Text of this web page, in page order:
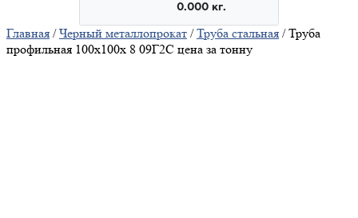
Главная /Черный металлопрокат /Труба стальная / Труба
профильная 100х100х 8 09Г2С цена за тонну